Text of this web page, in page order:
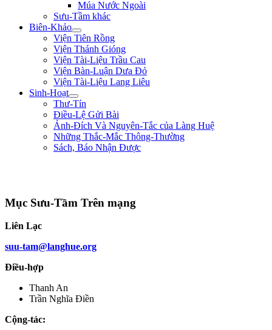
Múa Nước Ngoài
Sưu-Tầm khác
Biên-Khảo
Viện Tiên Rồng
Viện Thánh Gióng
Viện Tài-Liệu Trầu Cau
Viện Bàn-Luận Dưa Đỏ
Viện Tài-Liệu Lang Liêu
Sinh-Hoạt
Thư-Tín
Điều-Lệ Gửi Bài
Ảnh-Đích Và Nguyên-Tắc của Làng Huệ
Những Thắc-Mắc Thông-Thường
Sách, Báo Nhận Được
Mục Sưu-Tầm Trên mạng
Liên Lạc
suu-tam@langhue.org
Điều-hợp
Thanh An
Trần Nghĩa Điền
Cộng-tác: